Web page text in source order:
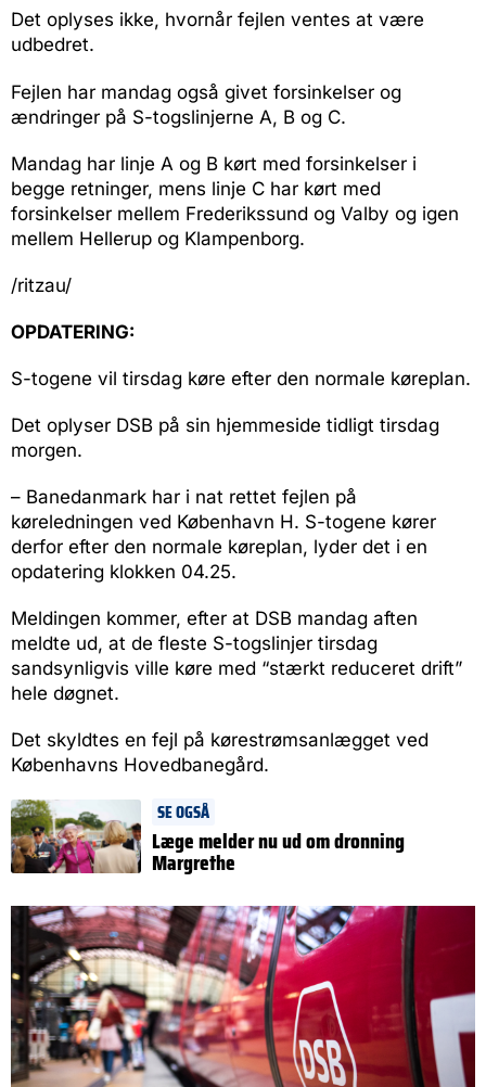
Det oplyses ikke, hvornår fejlen ventes at være
udbedret.
Fejlen har mandag også givet forsinkelser og
ændringer på S-togslinjerne A, B og C.
Mandag har linje A og B kørt med forsinkelser i
begge retninger, mens linje C har kørt med
forsinkelser mellem Frederikssund og Valby og igen
mellem Hellerup og Klampenborg.
/ritzau/
OPDATERING:
S-togene vil tirsdag køre efter den normale køreplan.
Det oplyser DSB på sin hjemmeside tidligt tirsdag
morgen.
– Banedanmark har i nat rettet fejlen på
køreledningen ved København H. S-togene kører
derfor efter den normale køreplan, lyder det i en
opdatering klokken 04.25.
Meldingen kommer, efter at DSB mandag aften
meldte ud, at de fleste S-togslinjer tirsdag
sandsynligvis ville køre med “stærkt reduceret drift”
hele døgnet.
Det skyldtes en fejl på kørestrømsanlægget ved
Københavns Hovedbanegård.
SE OGSÅ
Læge melder nu ud om dronning
Margrethe